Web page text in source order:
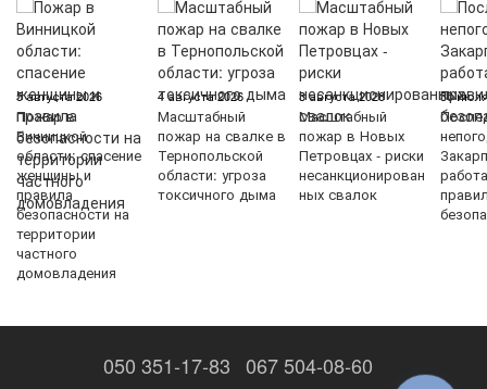
5 августа 2026
Пожар в
Винницкой
области: спасение
женщины и
правила
безопасности на
территории
частного
домовладения
4 августа 2026
Масштабный
пожар на свалке в
Тернопольской
области: угроза
токсичного дыма
3 августа 2026
Масштабный
пожар в Новых
Петровцах - риски
несанкционирован
ных свалок
30
050 351-17-83 067 504-08-60